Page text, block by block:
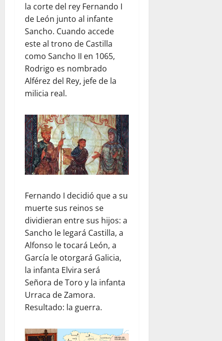
la corte del rey Fernando I
de León junto al infante
Sancho. Cuando accede
este al trono de Castilla
como Sancho II en 1065,
Rodrigo es nombrado
Alférez del Rey, jefe de la
milicia real.
Fernando I decidió que a su
muerte sus reinos se
dividieran entre sus hijos: a
Sancho le legará Castilla, a
Alfonso le tocará León, a
García le otorgará Galicia,
la infanta Elvira será
Señora de Toro y la infanta
Urraca de Zamora.
Resultado: la guerra.